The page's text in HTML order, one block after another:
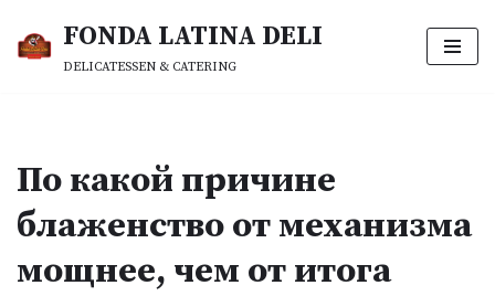
Saltar
FONDA LATINA DELI
DELICATESSEN & CATERING
По какой причине
блаженство от механизма
мощнее, чем от итога